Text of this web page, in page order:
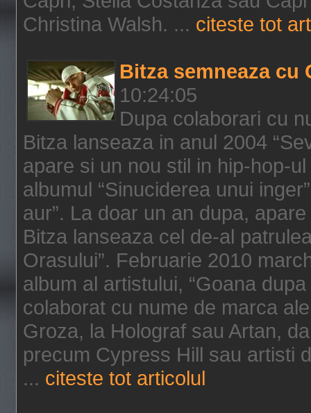
Christina Walsh. ... citeste tot
Bitza semneaza cu
10:24:05
Dupa colaborari cu
Bitza lanseaza in anul 2004
apare si un nou stil in hip-hop-
albumul “Sinuciderea unui
aur”. La doar un an dupa,
Bitza lanseaza cel de-al
Orasului”. Februarie 2010
album al artistului, “Goana
colaborat cu nume de marca
Groza, la Holograf sau Artan,
precum Cypress Hill sau artisti
... citeste tot articolul